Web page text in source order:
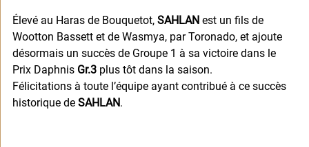
Élevé au Haras de Bouquetot, SAHLAN est un fils de
Wootton Bassett et de Wasmya, par Toronado, et ajoute
désormais un succès de Groupe 1 à sa victoire dans le
Prix Daphnis Gr.3 plus tôt dans la saison.
Félicitations à toute l’équipe ayant contribué à ce succès
historique de SAHLAN.